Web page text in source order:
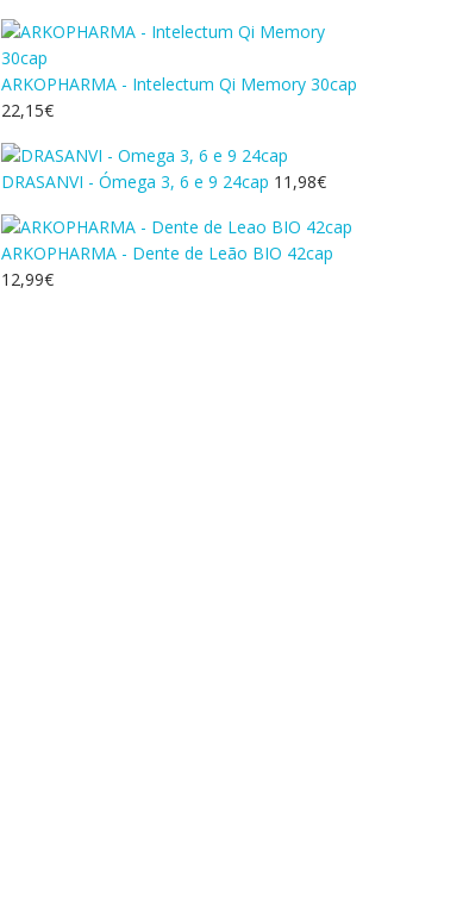
ARKOPHARMA - Intelectum Qi Memory 30cap
22,15€
DRASANVI - Ómega 3, 6 e 9 24cap 11,98€
ARKOPHARMA - Dente de Leão BIO 42cap
12,99€